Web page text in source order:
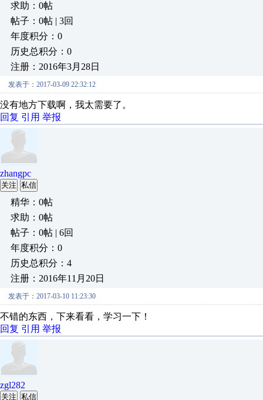
求助：0帖
帖子：0帖 | 3回
年度积分：0
历史总积分：0
注册：2016年3月28日
发表于：2017-03-09 22:32:12
没有地方下载啊，我太需要了。
回复 引用 举报
zhangpc
关注 私信
精华：0帖
求助：0帖
帖子：0帖 | 6回
年度积分：0
历史总积分：4
注册：2016年11月20日
发表于：2017-03-10 11:23:30
不错的东西，下来看看，学习一下！
回复 引用 举报
zgl282
关注 私信